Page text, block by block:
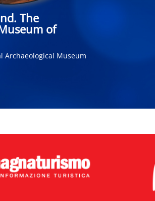
The
of
Archaeological Museum